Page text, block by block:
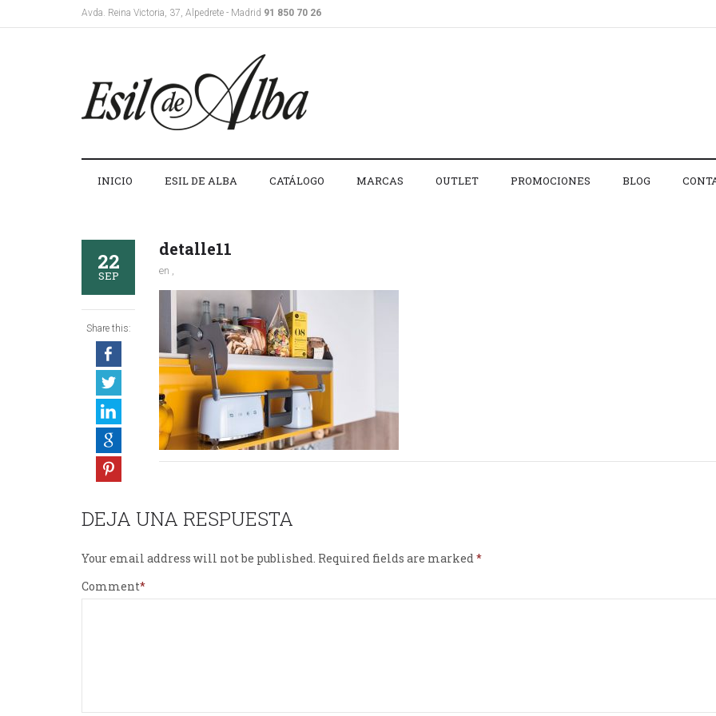
Avda. Reina Victoria, 37, Alpedrete - Madrid 91 850 70 26
INICIO ESIL DE ALBA CATÁLOGO MARCAS OUTLET PROMOCIONES BLOG
22
SEP
Share this:
detalle11
en ,
DEJA UNA RESPUESTA
Your email address will not be published. Required fields are marked
Comment